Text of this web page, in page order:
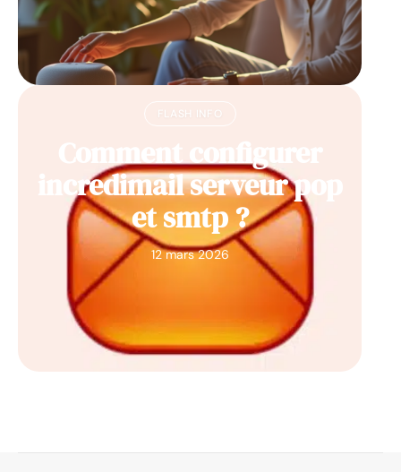
FLASH INFO
Comment configurer
incredimail serveur pop
et smtp ?
12 mars 2026